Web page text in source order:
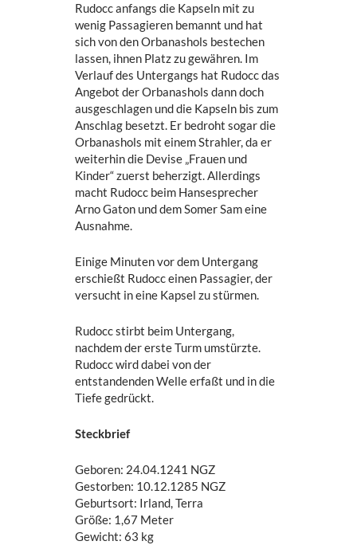
Rudocc anfangs die Kapseln mit zu
wenig Passagieren bemannt und hat
sich von den Orbanashols bestechen
lassen, ihnen Platz zu gewähren. Im
Verlauf des Untergangs hat Rudocc das
Angebot der Orbanashols dann doch
ausgeschlagen und die Kapseln bis zum
Anschlag besetzt. Er bedroht sogar die
Orbanashols mit einem Strahler, da er
weiterhin die Devise „Frauen und
Kinder“ zuerst beherzigt. Allerdings
macht Rudocc beim Hansesprecher
Arno Gaton und dem Somer Sam eine
Ausnahme.
Einige Minuten vor dem Untergang
erschießt Rudocc einen Passagier, der
versucht in eine Kapsel zu stürmen.
Rudocc stirbt beim Untergang,
nachdem der erste Turm umstürzte.
Rudocc wird dabei von der
entstandenden Welle erfaßt und in die
Tiefe gedrückt.
Steckbrief
Geboren: 24.04.1241 NGZ
Gestorben: 10.12.1285 NGZ
Geburtsort: Irland, Terra
Größe: 1,67 Meter
Gewicht: 63 kg